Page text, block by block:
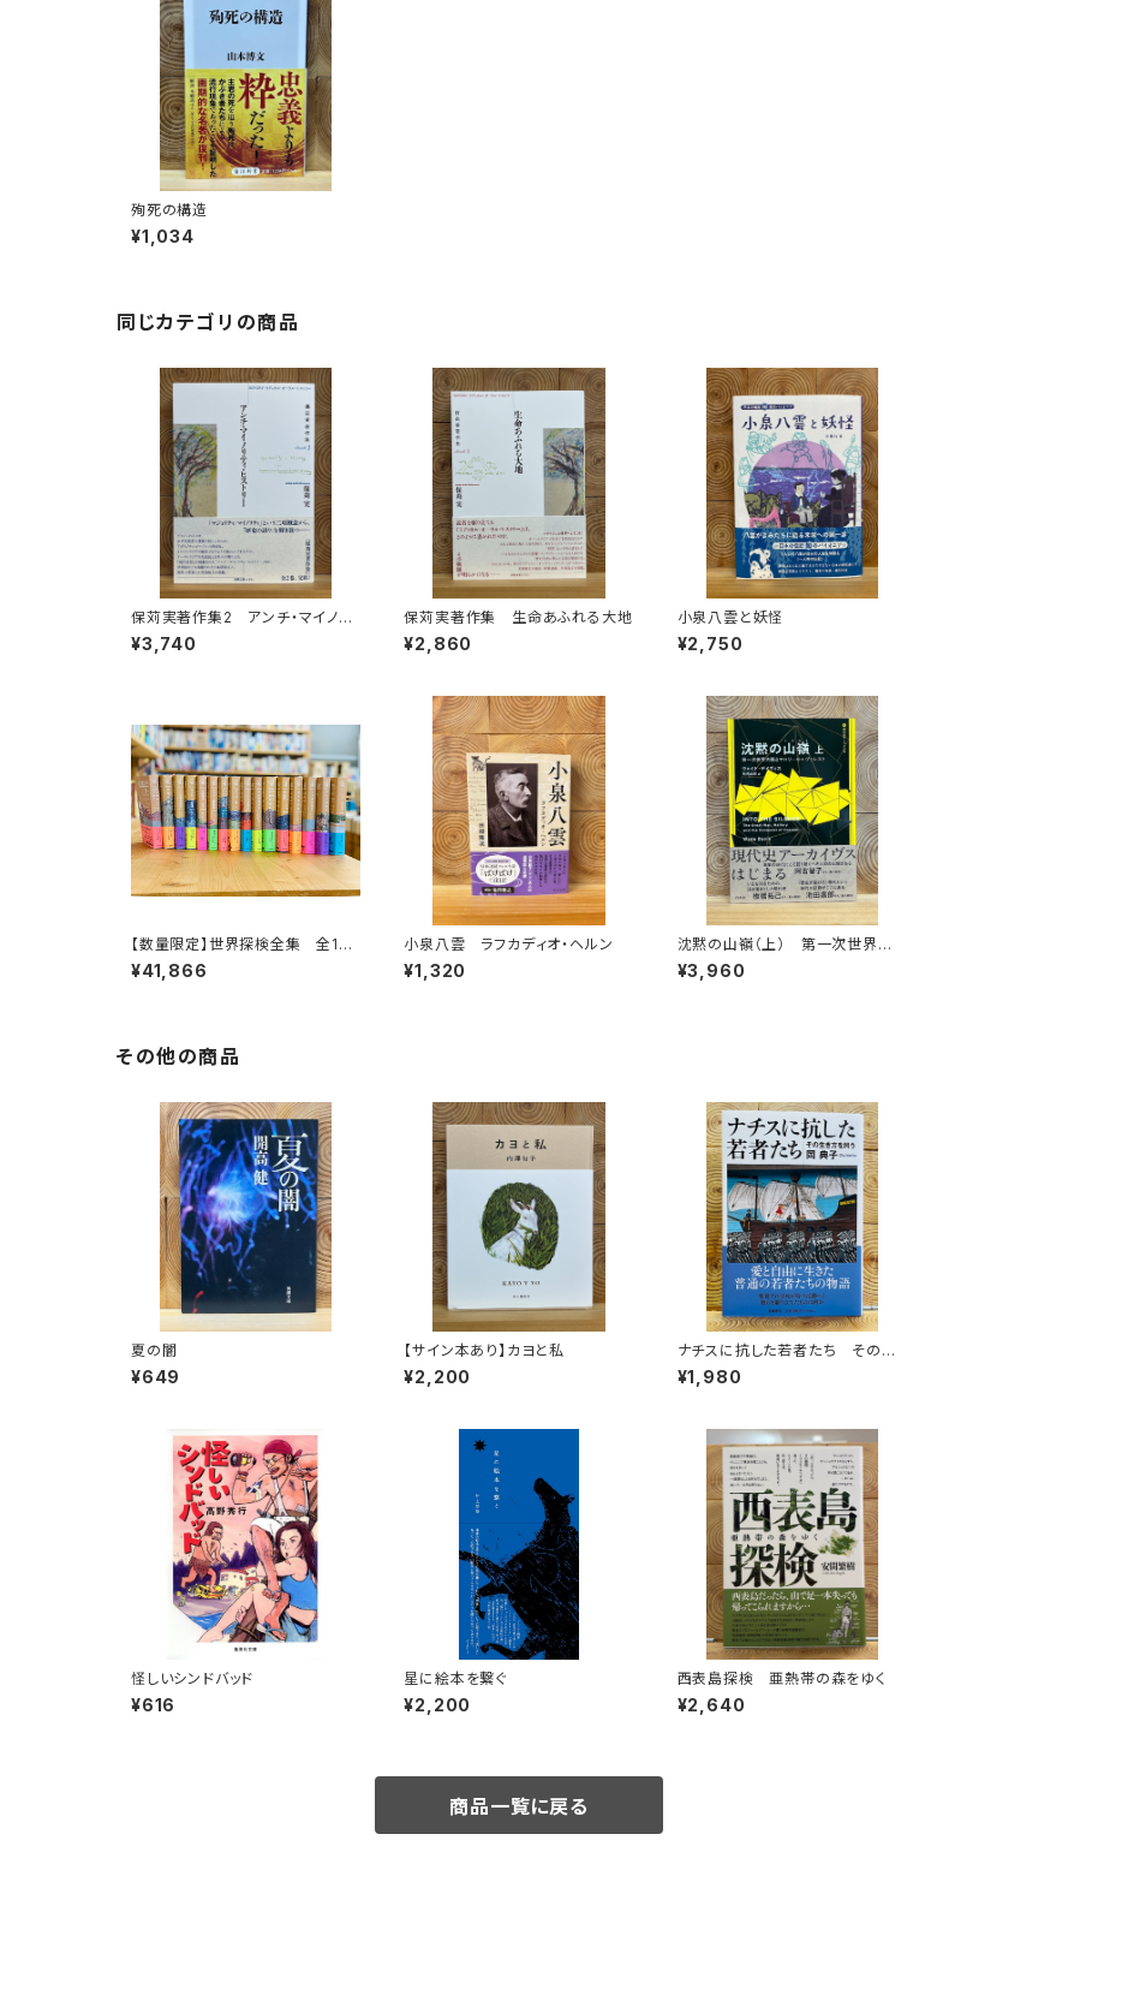
殉死の構造
¥1,034
同じカテゴリの商品
保苅実著作集2 アンチ・マイノリ
ティ・ヒストリー
¥3,740
保苅実著作集 生命あふれる大地
¥2,860
小泉八雲と妖怪
¥2,750
【数量限定】世界探検全集 全16
巻＋全巻購入特典「第17巻（非売
品）」【当店限定】
¥41,866
小泉八雲 ラフカディオ・ヘルン
¥1,320
沈黙の山嶺（上） 第一次世界大
戦とマロリーのエヴェレスト
¥3,960
その他の商品
夏の闇
¥649
【サイン本あり】カヨと私
¥2,200
ナチスに抗した若者たち その生
き方を問う
¥1,980
怪しいシンドバッド
¥616
星に絵本を繋ぐ
¥2,200
西表島探検 亜熱帯の森をゆく
¥2,640
商品一覧に戻る